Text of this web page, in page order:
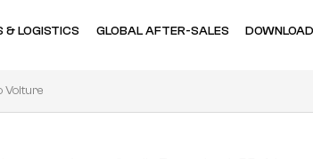
& LOGISTICS GLOBAL AFTER-SALES
Voiture